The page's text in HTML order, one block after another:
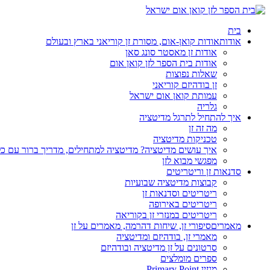
בית
אודותאודות קואן-אום, מסורת זן קוריאני בארץ ובעולם
אודות זן מאסטר סונג סאן
אודות בית הספר לזן קואן אום
שאלות נפוצות
זן בודהיזם קוריאני
עמותת קואן אום ישראל
גלריה
איך להתחיל לתרגל מדיטציה
מה זה זן
טכניקות מדיטציה
איך עושים מדיטציה? מדיטציה למתחילים, מדריך ברור עם
מפגשי מבוא לזן
סדנאות זן וריטריטים
קבוצות מדיטציה שבועיות
ריטריטים וסדנאות זן
ריטריטים באירופה
ריטריטים במנזרי זן בקוריאה
מאמריםסיפורי זן, שיחות דהרמה, מאמרים על זן
מאמרי זן, בודהיזם ומדיטציה
סרטונים על זן מדיטציה ובודהיזם
ספרים מומלצים